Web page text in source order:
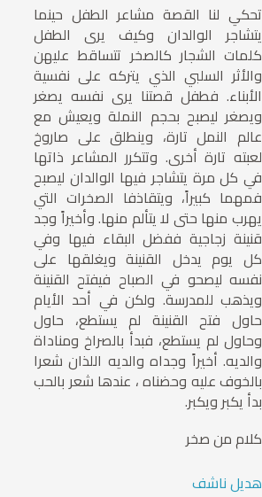
تحكي لنا القصة مشاعر الطفل حينما
يتشاجر الوالدان وكيف يرى الطفل
كلمات الشجار كالصخر تتساقط عليهن
والأثر السلبي الذي يتركه على نفسية
الأبناء. فطفل قصتنا يرى نفسه يصغر
ويصغر ليصبح بحجم النملة ويعيش مع
عالم النمل تارة، وينطلق على صاروخ
لعبته تارة أخرى. وتتكرر المشاعر ذاتها
في كل مرة يتشاجر فيها الوالدان ليصبح
فمهما كبيراً، ويتقاذفا الصخرات التي
يهرب منها حتى لا يتألم منها. وأخيراً وجد
قنينة زجاجية ففضل البقاء فيها وفي
كل يوم يدخل القنينة ويغلقها على
نفسه ليصحو في الصباح فيفتح القنينة
ويذهب للمدرسة. ولكن في أحد الأيام
حاول فتح القنينة لم يستطع، حاول
وحاول لم يستطع، فبدأ بالصراخ ومناداة
والديه. أخيراً وجداه والديه اللذان شعرا
بالخوف عليه وحضناه ، عندها شعر بالحب
بدأ يكبر ويكبر.
كلام من صخر
هديل ناشف